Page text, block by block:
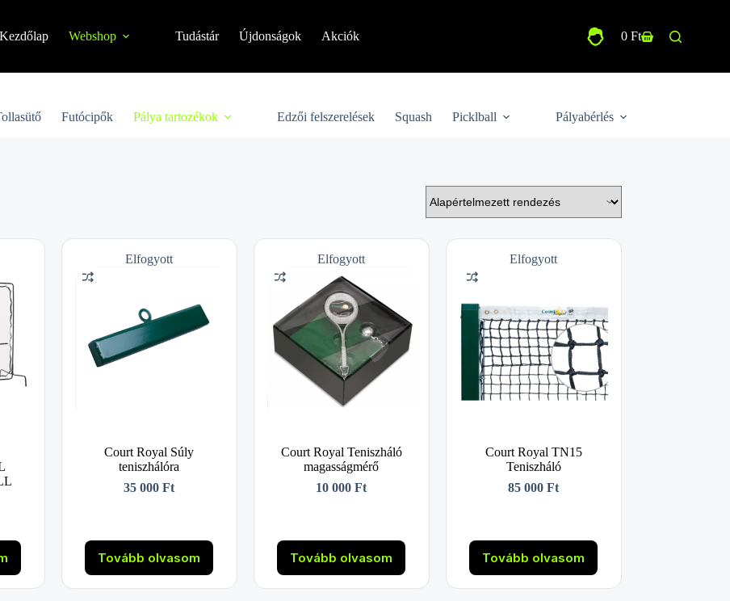
Kezdőlap Webshop Tudástár Újdonságok Akciók
Shopping
0 Ft
Futócipők Pálya tartozékok Edzői felszerelések Squash Picklball Pályabérlés
Elfogyott
Court Royal Súly
teniszhálóra
35 000Ft
Tovább olvasom
Elfogyott
Court Royal Teniszháló
magasságmérő
10 000Ft
Tovább olvasom
Elfogyott
Court Royal TN15
Teniszháló
85 000Ft
Tovább olvasom